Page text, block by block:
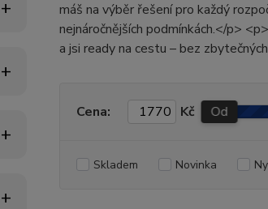
máš na výběr řešení pro každý
nejnáročnějších podmínkách.</p>
a jsi ready na cestu – bez
Cena: Kč Od
Skladem Novinka